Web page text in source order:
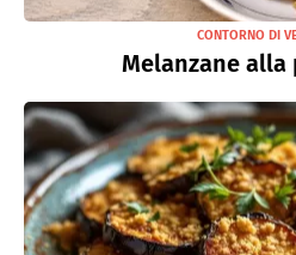
CONTORNO DI
Melanzane alla